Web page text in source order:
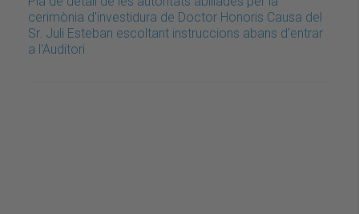
cerimònia d'investidura de Doctor Honoris Causa del
Sr. Juli Esteban escoltant instruccions abans d'entrar
a l'Auditori